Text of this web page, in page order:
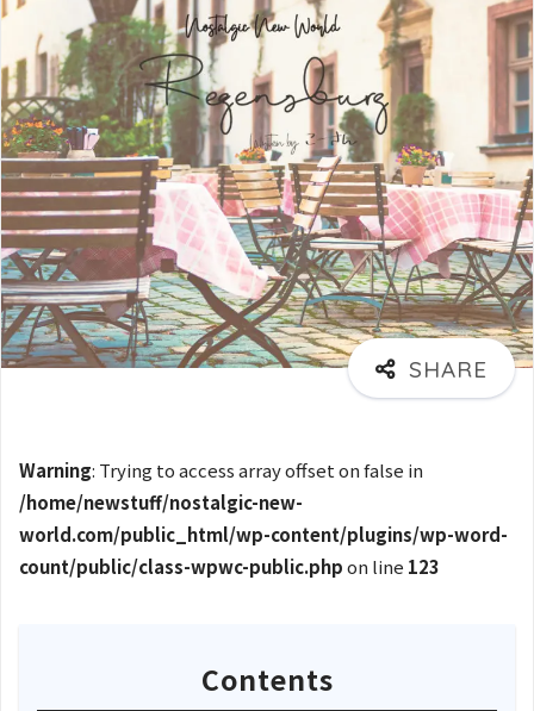
Warning: Trying to access array offset on false in
/home/newstuff/nostalgic-new-
world.com/public_html/wp-content/plugins/wp-word-
count/public/class-wpwc-public.phpon line 123
Contents